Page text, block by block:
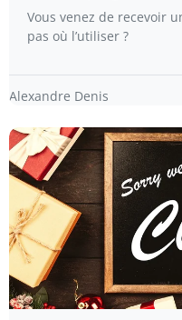
Vous venez de recevoir
pas où l’utiliser ?
Alexandre Denis